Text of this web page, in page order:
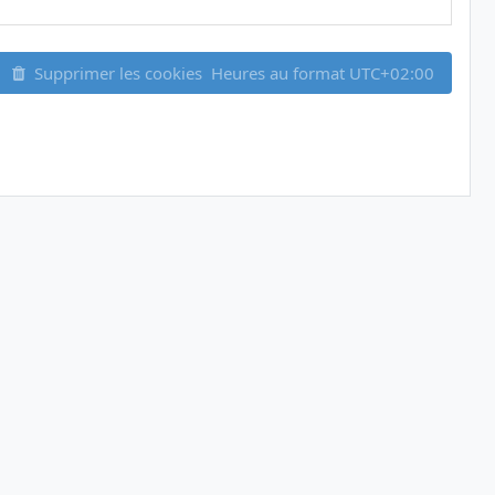
Supprimer les cookies Heures au format UTC+02:00